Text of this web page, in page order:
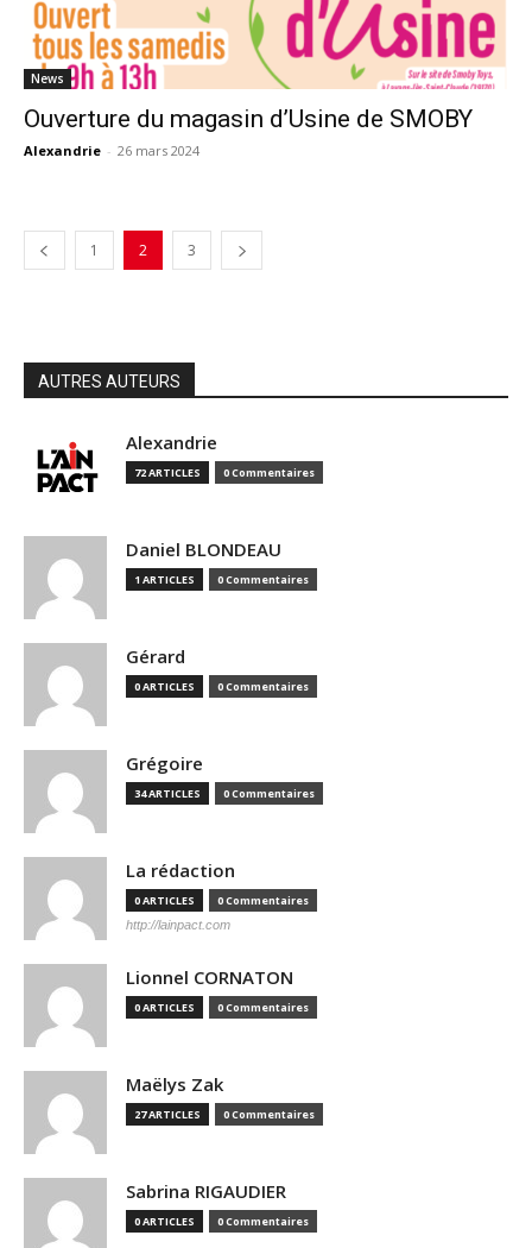
News
Ouverture du magasin d’Usine de SMOBY
Alexandrie - 26 mars 2024
1 2 3
AUTRES AUTEURS
Alexandrie
72 ARTICLES 0 Commentaires
Daniel BLONDEAU
1 ARTICLES 0 Commentaires
Gérard
0 ARTICLES 0 Commentaires
Grégoire
34 ARTICLES 0 Commentaires
La rédaction
0 ARTICLES 0 Commentaires
http://lainpact.com
Lionnel CORNATON
0 ARTICLES 0 Commentaires
Maëlys Zak
27 ARTICLES 0 Commentaires
Sabrina RIGAUDIER
0 ARTICLES 0 Commentaires